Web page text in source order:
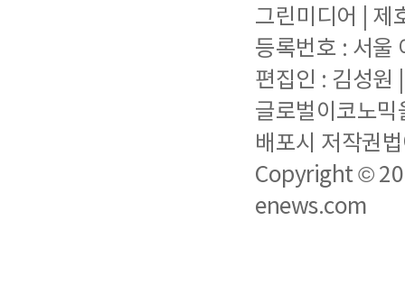
그린미디어 | 제
등록번호 : 서울
편집인 : 김성원
글로벌이코노믹
배포시 저작권
Copyright ©
enews.com